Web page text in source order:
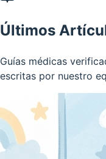
Últimos
Guías médicas
escritas por nuestro